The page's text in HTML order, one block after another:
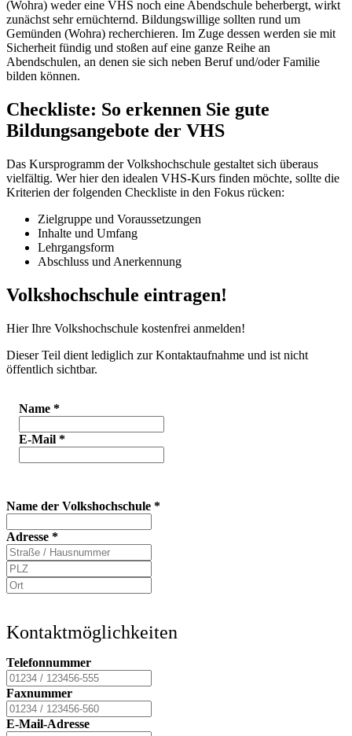
(Wohra) weder eine VHS noch eine Abendschule beherbergt, wirkt
zunächst sehr ernüchternd. Bildungswillige sollten rund um
Gemünden (Wohra) recherchieren. Im Zuge dessen werden sie mit
Sicherheit fündig und stoßen auf eine ganze Reihe an
Abendschulen, an denen sie sich neben Beruf und/oder Familie
bilden können.
Checkliste: So erkennen Sie gute
Bildungsangebote der VHS
Das Kursprogramm der Volkshochschule gestaltet sich überaus
vielfältig. Wer hier den idealen VHS-Kurs finden möchte, sollte die
Kriterien der folgenden Checkliste in den Fokus rücken:
Zielgruppe und Voraussetzungen
Inhalte und Umfang
Lehrgangsform
Abschluss und Anerkennung
Volkshochschule eintragen!
Hier Ihre Volkshochschule kostenfrei anmelden!
Dieser Teil dient lediglich zur Kontaktaufnahme und ist nicht
öffentlich sichtbar.
Name *
E-Mail *
Name der Volkshochschule *
Adresse *
Kontaktmöglichkeiten
Telefonnummer
Faxnummer
E-Mail-Adresse